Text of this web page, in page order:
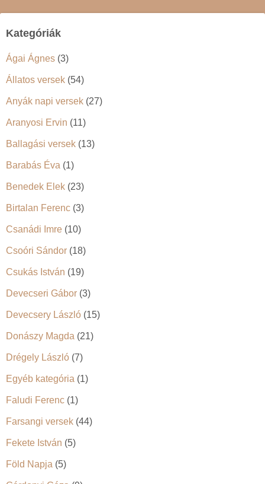
Kategóriák
Ágai Ágnes (3)
Állatos versek (54)
Anyák napi versek (27)
Aranyosi Ervin (11)
Ballagási versek (13)
Barabás Éva (1)
Benedek Elek (23)
Birtalan Ferenc (3)
Csanádi Imre (10)
Csoóri Sándor (18)
Csukás István (19)
Devecseri Gábor (3)
Devecsery László (15)
Donászy Magda (21)
Drégely László (7)
Egyéb kategória (1)
Faludi Ferenc (1)
Farsangi versek (44)
Fekete István (5)
Föld Napja (5)